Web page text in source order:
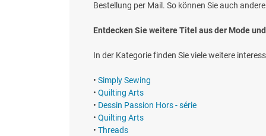
Bestellung per Mail. So können Sie auch
Entdecken Sie weitere Titel aus der Mode
In der Kategorie finden Sie viele weitere
• Simply Sewing
• Quilting Arts
• Dessin Passion Hors - série
• Quilting Arts
• Threads